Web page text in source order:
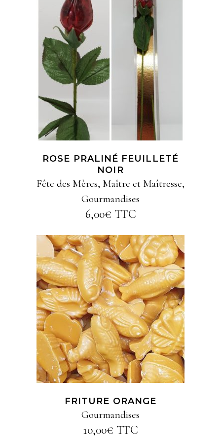
AJOUTER AU PANIER
ROSE PRALINÉ FEUILLETÉ
NOIR
Fête des Mères, Maître et Maîtresse,
Gourmandises
6,00€ TTC
AJOUTER AU PANIER
FRITURE ORANGE
Gourmandises
10,00€ TTC